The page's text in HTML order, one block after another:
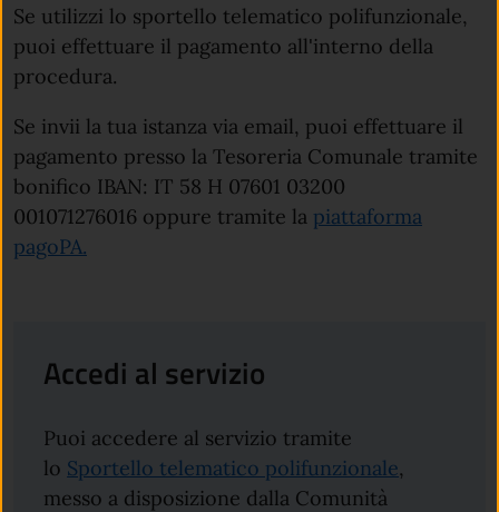
Se utilizzi lo sportello telematico polifunzionale,
puoi effettuare il pagamento all'interno della
procedura.
Se invii la tua istanza via email, puoi effettuare il
pagamento presso la Tesoreria Comunale tramite
bonifico IBAN: IT 58 H 07601 03200
001071276016 oppure tramite la piattaforma
pagoPA.
Accedi al servizio
Puoi accedere al servizio tramite
lo Sportello telematico polifunzionale,
messo a disposizione dalla Comunità